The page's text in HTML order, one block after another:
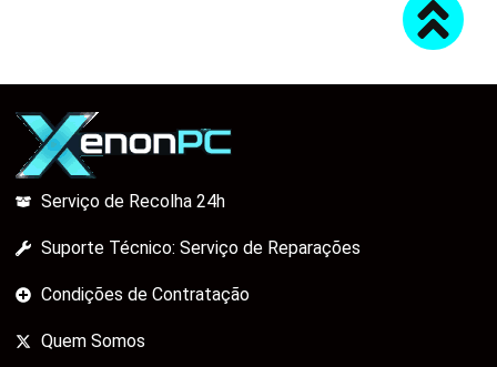
Serviço de Recolha 24h
Suporte Técnico: Serviço de Reparações
Condições de Contratação
Quem Somos